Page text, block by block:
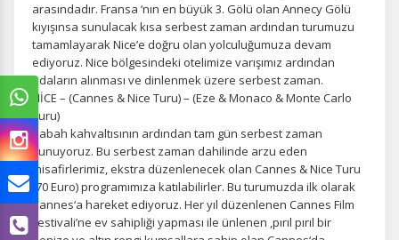
arasındadır. Fransa ‘nın en büyük 3. Gölü olan Annecy Gölü
kıyışınsa sunulacak kısa serbest zaman ardından turumuzu
tamamlayarak Nice’e doğru olan yolculuğumuza devam
ediyoruz. Nice bölgesindeki otelimize varışımız ardından
odaların alınması ve dinlenmek üzere serbest zaman.
NİCE – (Cannes & Nice Turu) – (Eze & Monaco & Monte Carlo
Turu)
Sabah kahvaltısının ardından tam gün serbest zaman
sunuyoruz. Bu serbest zaman dahilinde arzu eden
misafirlerimiz, ekstra düzenlenecek olan Cannes & Nice Turu
(70 Euro) programımıza katılabilirler. Bu turumuzda ilk olarak
Cannes‘a hareket ediyoruz. Her yıl düzenlenen Cannes Film
Festivali’ne ev sahipliği yapması ile ünlenen ,pırıl pırıl bir